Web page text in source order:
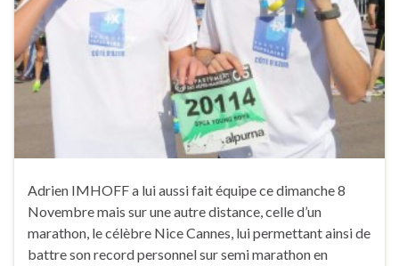
Adrien IMHOFF a lui aussi fait équipe ce dimanche 8
Novembre mais sur une autre distance, celle d’un
marathon, le célèbre Nice Cannes, lui permettant ainsi de
battre son record personnel sur semi marathon en